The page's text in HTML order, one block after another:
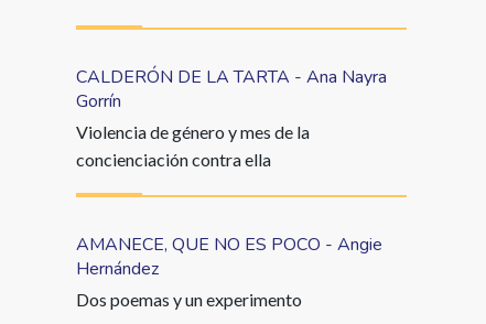
CALDERÓN DE LA TARTA - Ana Nayra
Gorrín
Violencia de género y mes de la
concienciación contra ella
AMANECE, QUE NO ES POCO - Angie
Hernández
Dos poemas y un experimento